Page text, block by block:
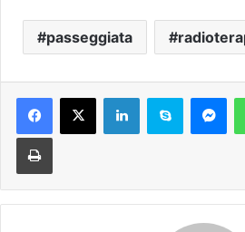
passeggiata